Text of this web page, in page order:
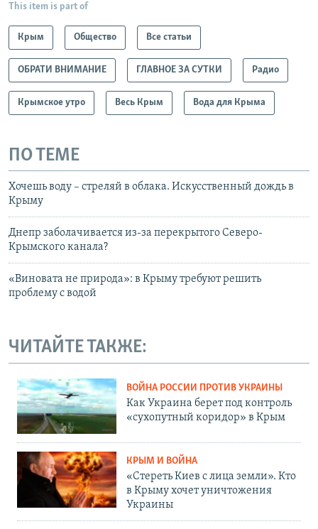
This item is part of
Крым Общество Все статьи
ОБРАТИ ВНИМАНИЕ ГЛАВНОЕ ЗА СУТКИ Радио
Крымское утро Весь Крым Вода для Крыма
ПО ТЕМЕ
Хочешь воду – стреляй в облака. Искусственный дождь в
Крыму
Днепр заболачивается из-за перекрытого Северо-
Крымского канала?
«Виновата не природа»: в Крыму требуют решить
проблему с водой
ЧИТАЙТЕ ТАКЖЕ:
ВОЙНА РОССИИ ПРОТИВ УКРАИНЫ
Как Украина берет под контроль
«сухопутный коридор» в Крым
КРЫМ И ВОЙНА
«Стереть Киев с лица земли». Кто
в Крыму хочет уничтожения
Украины